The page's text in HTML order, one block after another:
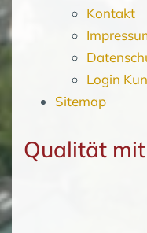
Kontakt
Login
Sitemap
Qualität